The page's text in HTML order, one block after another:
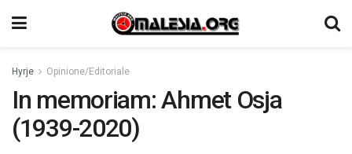
Hyrje Opinione/Editoriale
In memoriam: Ahmet Osja
(1939-2020)